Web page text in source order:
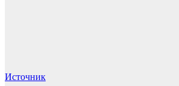
Источник